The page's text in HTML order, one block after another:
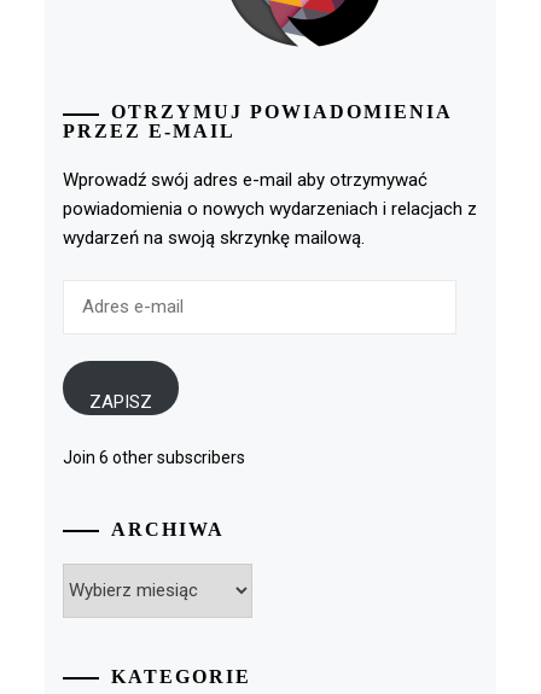
OTRZYMUJ POWIADOMIENIA
PRZEZ E-MAIL
Wprowadź swój adres e-mail aby otrzymywać
powiadomienia o nowych wydarzeniach i relacjach z
wydarzeń na swoją skrzynkę mailową.
ZAPISZ
Join 6 other subscribers
ARCHIWA
KATEGORIE